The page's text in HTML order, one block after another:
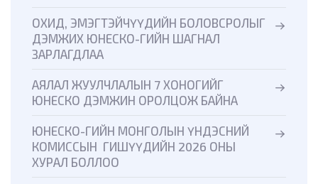
ОХИД, ЭМЭГТЭЙЧҮҮДИЙН БОЛОВСРОЛЫГ
ДЭМЖИХ ЮНЕСКО-ГИЙН ШАГНАЛ
ЗАРЛАГДЛАА
АЯЛАЛ ЖУУЛЧЛАЛЫН 7 ХОНОГИЙГ
ЮНЕСКО ДЭМЖИН ОРОЛЦОЖ БАЙНА
ЮНЕСКО-ГИЙН МОНГОЛЫН ҮНДЭСНИЙ
КОМИССЫН ГИШҮҮДИЙН 2026 ОНЫ
ХУРАЛ БОЛЛОО